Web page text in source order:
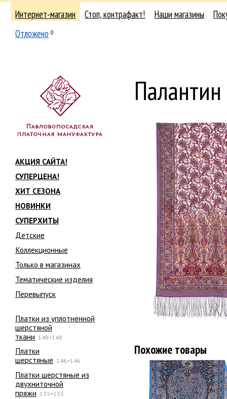
Интернет-магазин Стоп, контрафакт! Наши магазины
Отложено 0
АКЦИЯ САЙТА!
СУПЕРЦЕНА!
ХИТ СЕЗОНА
НОВИНКИ
СУПЕРХИТЫ
Детские
Коллекционные
Только в магазинах
Тематические изделия
Перевыпуск
Платки из уплотненной
шерстяной
ткани 148×148
Платки
шерстяные 146×146
Платки шерстяные из
двухниточной
пряжи 135×135
Похожие товары